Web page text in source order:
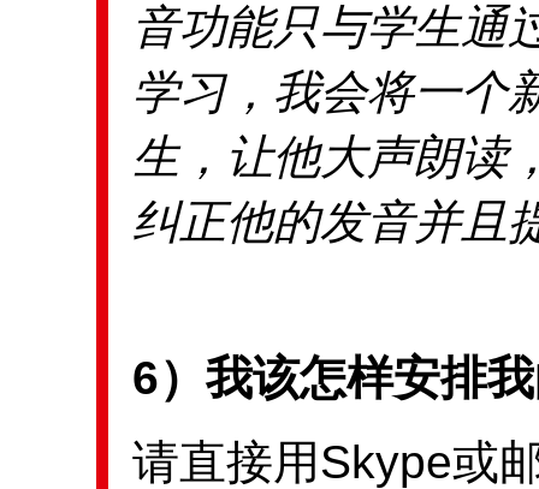
音功能只与学生通
学习，我会将一个
生，让他大声朗读
纠正他的发音并且
6）我该怎样安排
请直接用Skype或